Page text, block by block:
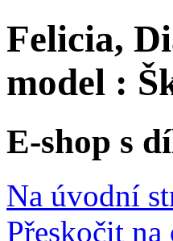
Felicia,
model :
E-shop s
Na úvodní
Přeskočit na